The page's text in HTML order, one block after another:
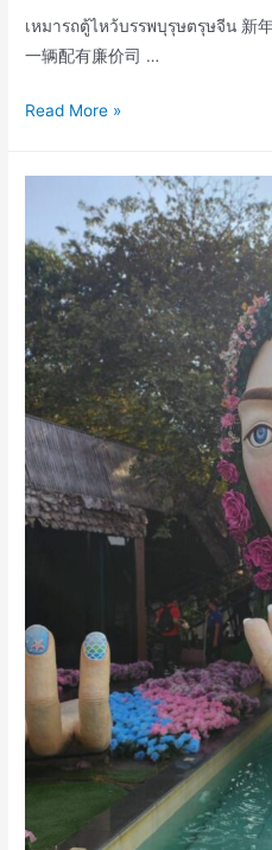
เหมารถตู้ไหว้บรรพบุรุษตรุษจีน 新
一辆配有廉价司 …
เหมา
บรรพบุรุษ
ตรุษ
จีน
新
年
快
樂
/
新
年
Read More »